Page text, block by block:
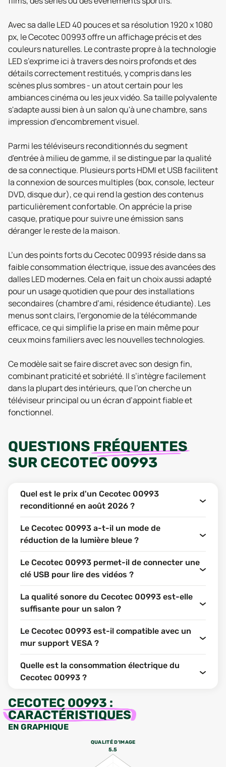
Avec sa dalle LED 40 pouces et sa résolution 1920 x 1080
px, le Cecotec 00993 offre un affichage précis et des
couleurs naturelles. Le contraste propre à la technologie
LED s’exprime ici à travers des noirs profonds et des
détails correctement restitués, y compris dans les
scènes plus sombres - un atout certain pour les
ambiances cinéma ou les jeux vidéo. Sa taille polyvalente
s'adapte aussi bien à un salon qu'à une chambre, sans
impression d’encombrement visuel.
Parmi les téléviseurs reconditionnés du segment
d'entrée à milieu de gamme, il se distingue par la qualité
de sa connectique. Plusieurs ports HDMI et USB facilitent
la connexion de sources multiples (box, console, lecteur
DVD, disque dur), ce qui rend la gestion des contenus
particulièrement confortable. On apprécie la prise
casque, pratique pour suivre une émission sans
déranger le reste de la maison.
L’un des points forts du Cecotec 00993 réside dans sa
faible consommation électrique, issue des avancées des
dalles LED modernes. Cela en fait un choix aussi adapté
pour un usage quotidien que pour des installations
secondaires (chambre d’ami, résidence étudiante). Les
menus sont clairs, l’ergonomie de la télécommande
efficace, ce qui simplifie la prise en main même pour
ceux moins familiers avec les nouvelles technologies.
Ce modèle sait se faire discret avec son design fin,
combinant praticité et sobriété. Il s’intègre facilement
dans la plupart des intérieurs, que l’on cherche un
téléviseur principal ou un écran d’appoint fiable et
fonctionnel.
QUESTIONS FRÉQUENTES
SUR CECOTEC 00993
Quel est le prix d'un Cecotec 00993
reconditionné en août 2026 ?
Le Cecotec 00993 a-t-il un mode de
réduction de la lumière bleue ?
Le Cecotec 00993 permet-il de connecter une
clé USB pour lire des vidéos ?
La qualité sonore du Cecotec 00993 est-elle
suffisante pour un salon ?
Le Cecotec 00993 est-il compatible avec un
mur support VESA ?
Quelle est la consommation électrique du
Cecotec 00993 ?
CECOTEC 00993 :
CARACTÉRISTIQUES
EN GRAPHIQUE
QUALITÉ D'IMAGE
5.5